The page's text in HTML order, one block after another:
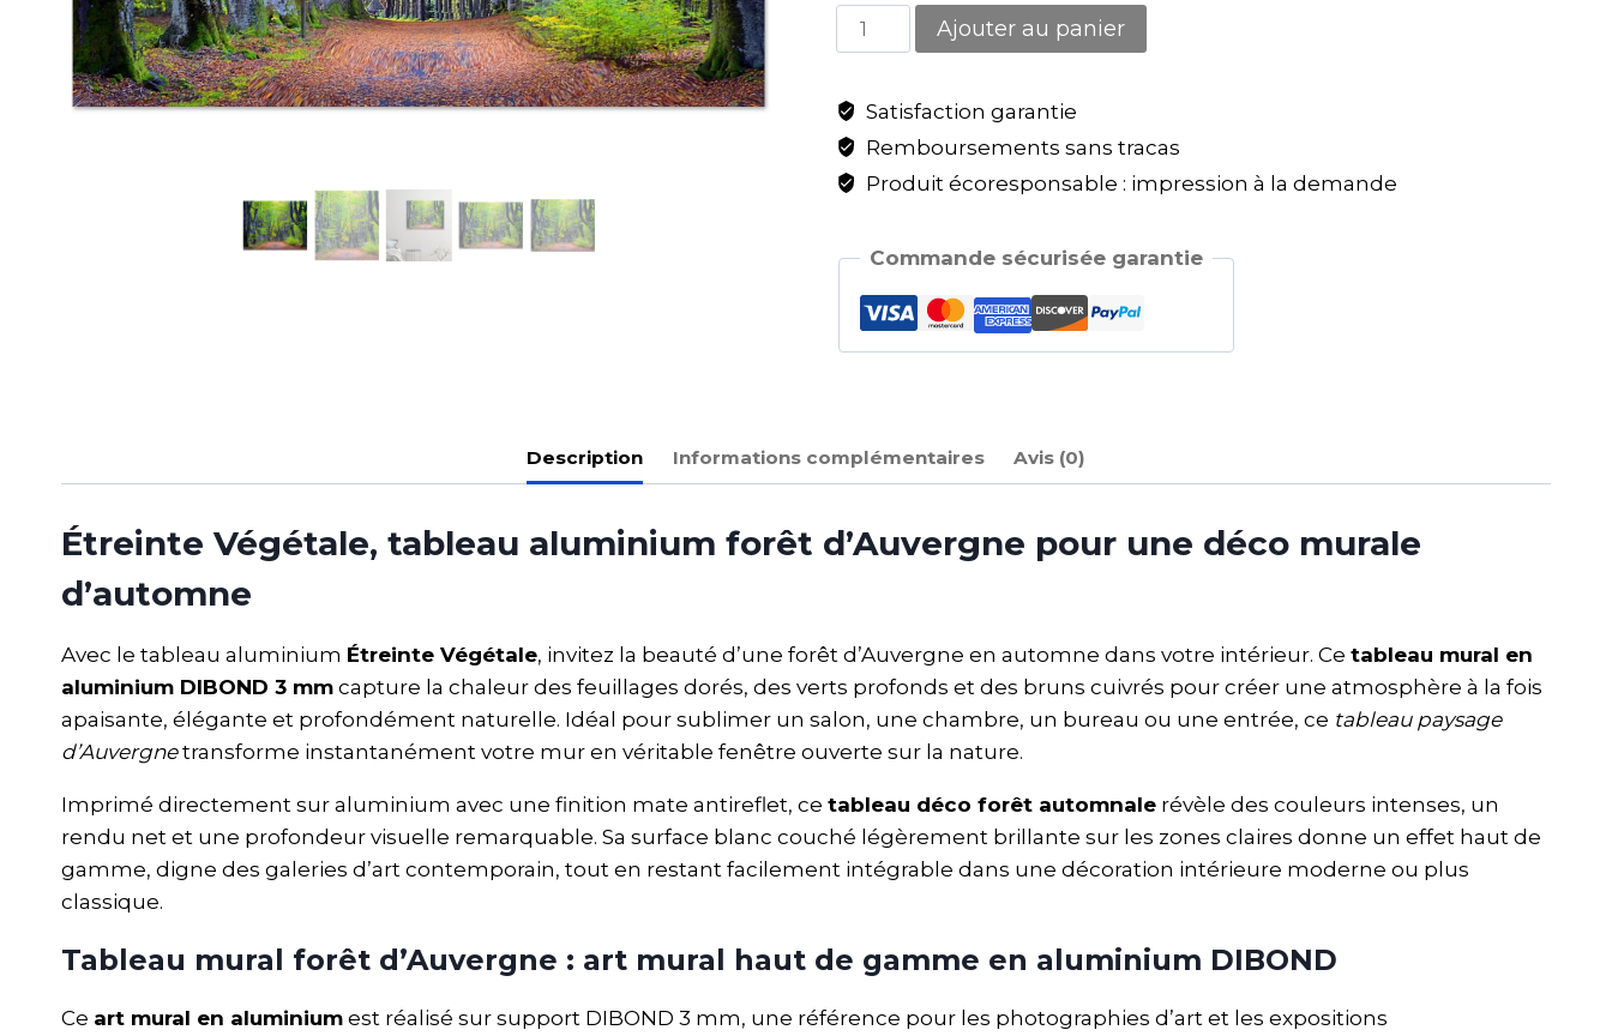
Ajouter au panier
Satisfaction garantie
Remboursements sans tracas
Produit écoresponsable : impression à la demande
Commande sécurisée garantie
Description Informations complémentaires Avis (0)
Étreinte Végétale, tableau aluminium forêt d’Auvergne pour une déco murale
d’automne
Avec le tableau aluminium Étreinte Végétale, invitez la beauté d’une forêt d’Auvergne en automne dans votre intérieur. Ce tableau mural en
aluminium DIBOND 3 mm capture la chaleur des feuillages dorés, des verts profonds et des bruns cuivrés pour créer une atmosphère à la fois
apaisante, élégante et profondément naturelle. Idéal pour sublimer un salon, une chambre, un bureau ou une entrée, ce tableau paysage
d’Auvergnetransforme instantanément votre mur en véritable fenêtre ouverte sur la nature.
Imprimé directement sur aluminium avec une finition mate antireflet, ce tableau déco forêt automnale révèle des couleurs intenses, un
rendu net et une profondeur visuelle remarquable. Sa surface blanc couché légèrement brillante sur les zones claires donne un effet haut de
gamme, digne des galeries d’art contemporain, tout en restant facilement intégrable dans une décoration intérieure moderne ou plus
classique.
Tableau mural forêt d’Auvergne : art mural haut de gamme en aluminium DIBOND
Ce art mural en aluminium est réalisé sur support DIBOND 3 mm, une référence pour les photographies d’art et les expositions